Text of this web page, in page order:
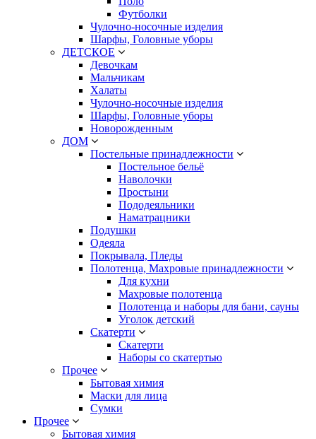
Футболки
Чулочно-носочные изделия
Шарфы, Головные уборы
ДЕТСКОЕ
Девочкам
Мальчикам
Халаты
Чулочно-носочные изделия
Шарфы, Головные уборы
Новорожденным
ДОМ
Постельные принадлежности
Постельное бельё
Наволочки
Простыни
Пододеяльники
Наматрацники
Подушки
Одеяла
Покрывала, Пледы
Полотенца, Махровые принадлежности
Для кухни
Махровые полотенца
Полотенца и наборы для бани, сауны
Уголок детский
Скатерти
Скатерти
Наборы со скатертью
Прочее
Бытовая химия
Маски для лица
Сумки
Прочее
Бытовая химия